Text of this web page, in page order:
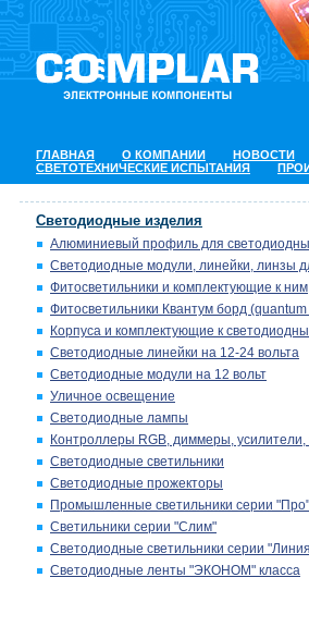
ГЛАВНАЯ О КОМПАНИИ НОВОСТИ
СВЕТОТЕХНИЧЕСКИЕ ИСПЫТАНИЯ
Светодиодные изделия
Алюминиевый профиль для
Светодиодные модули, линейки, линзы
Фитосветильники и комплектующие к ним
Фитосветильники Квантум борд
Корпуса и комплектующие к
Светодиодные линейки на 12-24 вольта
Светодиодные модули на 12 вольт
Уличное освещение
Светодиодные лампы
Контроллеры RGB, диммеры, усилители,
Светодиодные светильники
Светодиодные прожекторы
Промышленные светильники серии
Светильники серии "Слим"
Светодиодные светильники серии
Светодиодные ленты "ЭКОНОМ" класса